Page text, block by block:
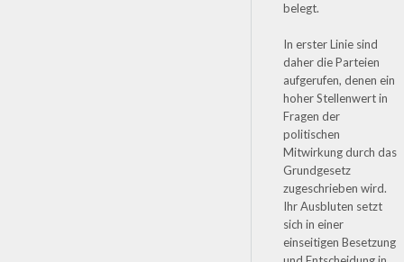
belegt.
In erster Linie sind
daher die Parteien
aufgerufen, denen ein
hoher Stellenwert in
Fragen der
politischen
Mitwirkung durch das
Grundgesetz
zugeschrieben wird.
Ihr Ausbluten setzt
sich in einer
einseitigen Besetzung